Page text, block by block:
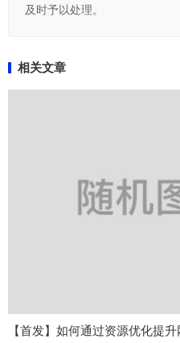
及时予以处理。
相关文章
【首发】如何通过资源优化提